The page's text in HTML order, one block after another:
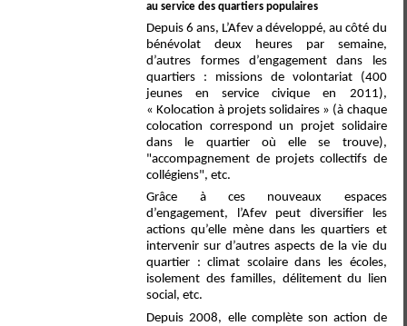
au service des quartiers populaires
Depuis 6 ans, L’Afev a développé, au côté du
bénévolat deux heures par semaine,
d’autres formes d’engagement dans les
quartiers : missions de volontariat (400
jeunes en service civique en 2011),
« Kolocation à projets solidaires » (à chaque
colocation correspond un projet solidaire
dans le quartier où elle se trouve),
"accompagnement de projets collectifs de
collégiens", etc.
Grâce à ces nouveaux espaces
d’engagement, l’Afev peut diversifier les
actions qu’elle mène dans les quartiers et
intervenir sur d’autres aspects de la vie du
quartier : climat scolaire dans les écoles,
isolement des familles, délitement du lien
social, etc.
Depuis 2008, elle complète son action de